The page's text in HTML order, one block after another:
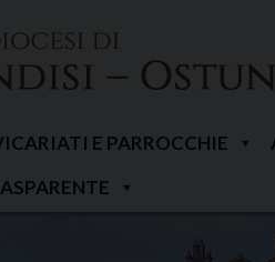
E PARROCCHIE